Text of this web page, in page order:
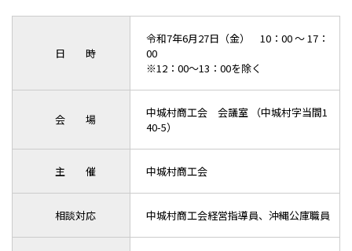
日 時
令和7年6月27日（金） 10：00 ～ 17：
00
※12：00～13：00を除く
会 場
中城村商工会 会議室 （中城村字当間1
40-5）
主 催 中城村商工会
相談対応 中城村商工会経営指導員、沖縄公庫職員